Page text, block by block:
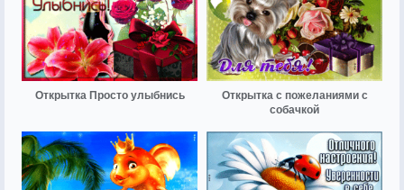
Открытка Просто улыбнись
Открытка с пожеланиями с
собачкой